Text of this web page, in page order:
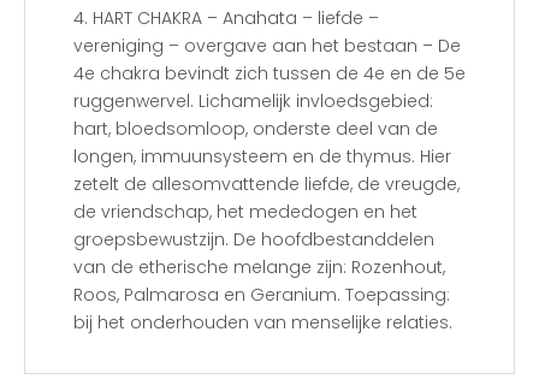
4. HART CHAKRA – Anahata – liefde –
vereniging – overgave aan het bestaan – De
4e chakra bevindt zich tussen de 4e en de 5e
ruggenwervel. Lichamelijk invloedsgebied:
hart, bloedsomloop, onderste deel van de
longen, immuunsysteem en de thymus. Hier
zetelt de allesomvattende liefde, de vreugde,
de vriendschap, het mededogen en het
groepsbewustzijn. De hoofdbestanddelen
van de etherische melange zijn: Rozenhout,
Roos, Palmarosa en Geranium. Toepassing:
bij het onderhouden van menselijke relaties.